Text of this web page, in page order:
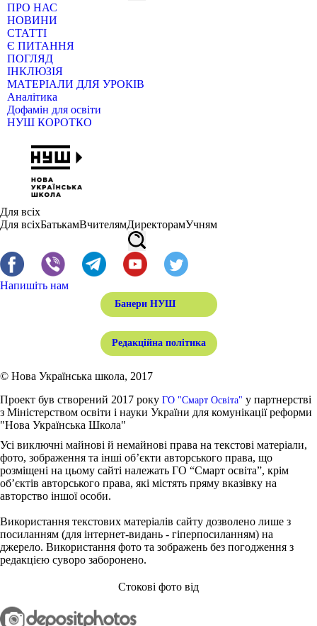
ПРО НАС
НОВИНИ
СТАТТІ
Є ПИТАННЯ
ПОГЛЯД
ІНКЛЮЗІЯ
МАТЕРІАЛИ ДЛЯ УРОКІВ
Аналітика
Дофамін для освіти
НУШ КОРОТКО
Для всіх
Для всіхБатькамВчителямДиректорамУчням
Напишіть нам
Банери НУШ
Редакційна політика
© Нова Українська школа, 2017
Проект був створений 2017 року ГО "Смарт Освіта" у партнерстві
з Міністерством освіти і науки України для комунікації реформи
"Нова Українська Школа"
Усі виключні майнові й немайнові права на текстові матеріали,
фото, зображення та інші об’єкти авторського права, що
розміщені на цьому сайті належать ГО “Смарт освіта”, крім
об’єктів авторського права, які містять пряму вказівку на
авторство іншої особи.
Використання текстових матеріалів сайту дозволено лише з
посиланням (для інтернет-видань - гіперпосиланням) на
джерело. Використання фото та зображень без погодження з
редакцією суворо заборонено.
Стокові фото від